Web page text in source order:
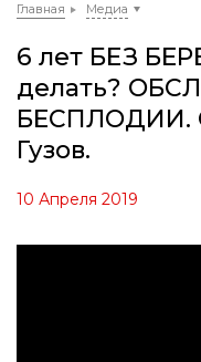
Главная Медиа
6 лет БЕЗ
делать?
БЕСПЛОДИИ.
Гузов.
10 Апреля 2019